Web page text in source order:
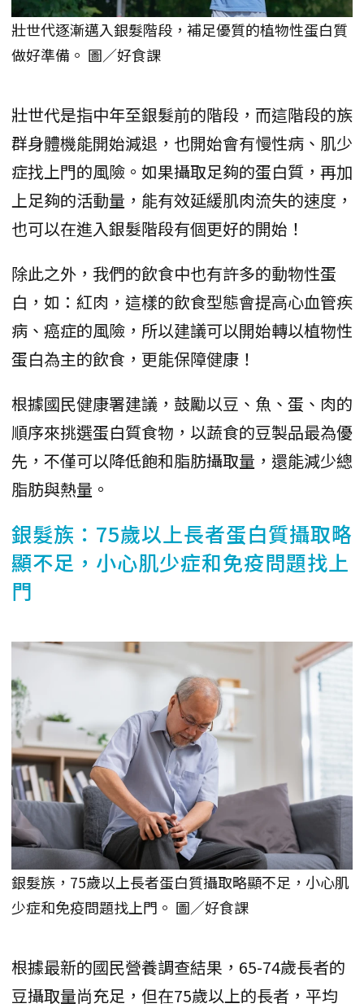
壯世代逐漸邁入銀髮階段，補足優質的植物性蛋白質
做好準備。 圖／好食課
壯世代是指中年至銀髮前的階段，而這階段的族
群身體機能開始減退，也開始會有慢性病、肌少
症找上門的風險。如果攝取足夠的蛋白質，再加
上足夠的活動量，能有效延緩肌肉流失的速度，
也可以在進入銀髮階段有個更好的開始！
除此之外，我們的飲食中也有許多的動物性蛋
白，如：紅肉，這樣的飲食型態會提高心血管疾
病、癌症的風險，所以建議可以開始轉以植物性
蛋白為主的飲食，更能保障健康！
根據國民健康署建議，鼓勵以豆、魚、蛋、肉的
順序來挑選蛋白質食物，以蔬食的豆製品最為優
先，不僅可以降低飽和脂肪攝取量，還能減少總
脂肪與熱量。
銀髮族：75歲以上長者蛋白質攝取略
顯不足，小心肌少症和免疫問題找上
門
銀髮族，75歲以上長者蛋白質攝取略顯不足，小心肌
少症和免疫問題找上門。 圖／好食課
根據最新的國民營養調查結果，65-74歲長者的
豆攝取量尚充足，但在75歲以上的長者，平均